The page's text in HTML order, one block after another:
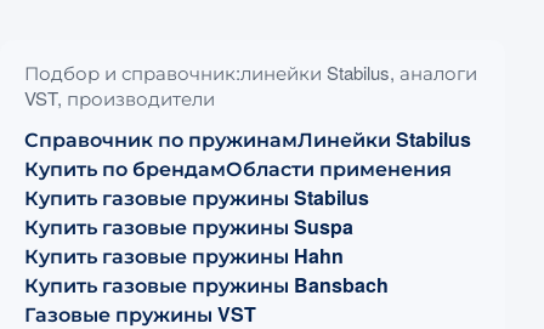
Подбор и справочник:линейки Stabilus, аналоги
VST, производители
Справочник по пружинамЛинейки Stabilus
Купить по брендамОбласти применения
Купить газовые пружины Stabilus
Купить газовые пружины Suspa
Купить газовые пружины Hahn
Купить газовые пружины Bansbach
Газовые пружины VST